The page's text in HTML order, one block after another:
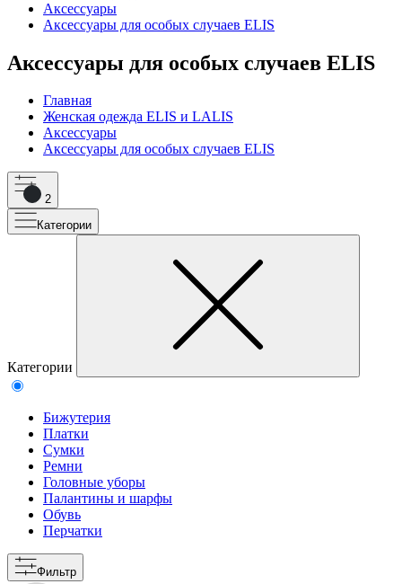
Аксессуары
Аксессуары для особых случаев ELIS
Аксессуары для особых случаев ELIS
Главная
Женская одежда ELIS и LALIS
Аксессуары
Аксессуары для особых случаев ELIS
2
Категории
Категории
Бижутерия
Платки
Сумки
Ремни
Головные уборы
Палантины и шарфы
Обувь
Перчатки
Фильтр